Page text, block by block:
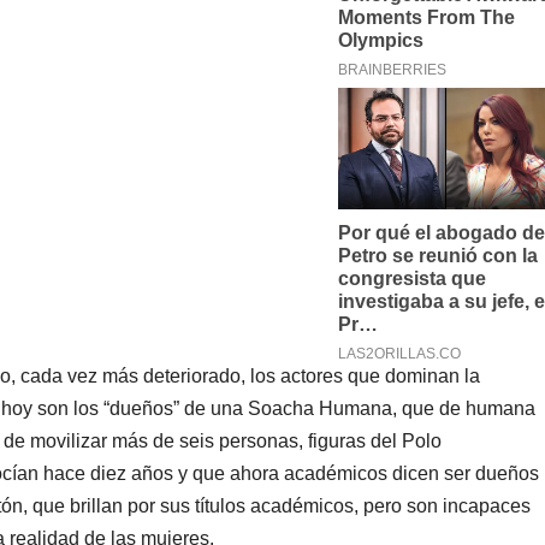
cada vez más deteriorado, los actores que dominan la
son los “dueños” de una Soacha Humana, que de humana
movilizar más de seis personas, figuras del Polo
hace diez años y que ahora académicos dicen ser dueños
que brillan por sus títulos académicos, pero son incapaces
realidad de las mujeres.